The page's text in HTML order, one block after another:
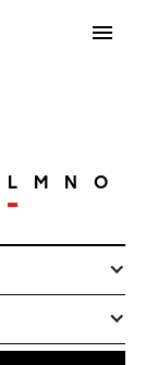
L M N O